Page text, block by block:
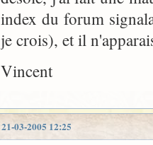
index du forum
je crois), et il
Vincent
21-03-2005 12:25